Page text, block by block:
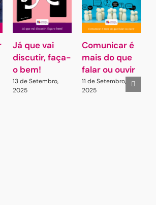
Já que vai
discutir, faça-
o bem!
13 de Setembro,
2025
Comunicar é
mais do que
falar ou ouvir
11 de Setembro,
2025